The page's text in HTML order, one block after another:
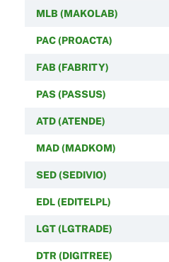
MLB (MAKOLAB)
PAC (PROACTA)
FAB (FABRITY)
PAS (PASSUS)
ATD (ATENDE)
MAD (MADKOM)
SED (SEDIVIO)
EDL (EDITELPL)
LGT (LGTRADE)
DTR (DIGITREE)